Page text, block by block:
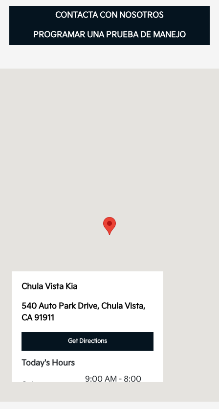
CONTACTA CON NOSOTROS
PROGRAMAR UNA PRUEBA DE MANEJO
Chula Vista Kia
540 Auto Park Drive, Chula Vista,
CA 91911
Get Directions
Today's Hours
Sales :
9:00 AM - 8:00